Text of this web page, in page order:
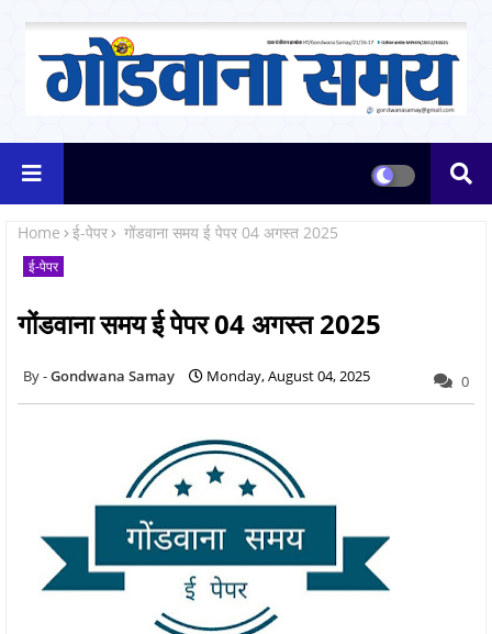
Home ई-पेपर गोंडवाना समय ई पेपर 04 अगस्त 2025
ई-पेपर
गोंडवाना समय ई पेपर 04 अगस्त 2025
Gondwana Samay Monday, August 04, 2025 0